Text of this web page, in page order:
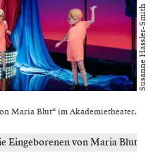
Maria Blut“ im Akademietheater.
Susanne Hassler-Smith
Eingeborenen von Maria Blut